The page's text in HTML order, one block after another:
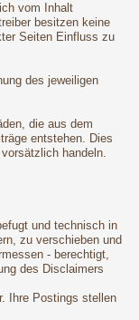
vom Inhalt
besitzen keine
Seiten Einfluss zu
des jeweiligen
die aus dem
entstehen. Dies
handeln.
und technisch in
zu verschieben und
- berechtigt,
des Disclaimers
Ihre Postings stellen